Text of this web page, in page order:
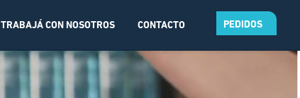
TRABAJÁ CON NOSOTROS CONTACTO PEDIDOS